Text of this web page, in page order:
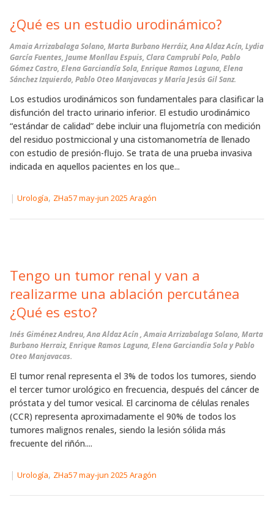
¿Qué es un estudio urodinámico?
Amaia Arrizabalaga Solano, Marta Burbano Herráiz, Ana Aldaz Acín, Lydia
García Fuentes, Jaume Monllau Espuis, Clara Camprubí Polo, Pablo
Gómez Castro, Elena Garciandía Sola, Enrique Ramos Laguna, Elena
Sánchez Izquierdo, Pablo Oteo Manjavacas y María Jesús Gil Sanz.
Los estudios urodinámicos son fundamentales para clasificar la
disfunción del tracto urinario inferior. El estudio urodinámico
“estándar de calidad” debe incluir una flujometría con medición
del residuo postmiccional y una cistomanometría de llenado
con estudio de presión-flujo. Se trata de una prueba invasiva
indicada en aquellos pacientes en los que...
| Urología, ZHa57 may-jun 2025 Aragón
Tengo un tumor renal y van a
realizarme una ablación percutánea
¿Qué es esto?
Inés Giménez Andreu, Ana Aldaz Acín , Amaia Arrizabalaga Solano, Marta
Burbano Herraiz, Enrique Ramos Laguna, Elena Garciandia Sola y Pablo
Oteo Manjavacas.
El tumor renal representa el 3% de todos los tumores, siendo
el tercer tumor urológico en frecuencia, después del cáncer de
próstata y del tumor vesical. El carcinoma de células renales
(CCR) representa aproximadamente el 90% de todos los
tumores malignos renales, siendo la lesión sólida más
frecuente del riñón....
| Urología, ZHa57 may-jun 2025 Aragón